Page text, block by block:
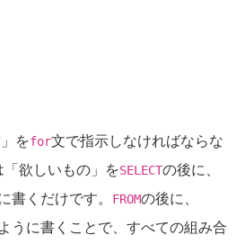
をfor文で指示しなければならな
欲しいもの」をSELECTの後に、
書くだけです。 FROMの後に、
うに書くことで、すべての組み合